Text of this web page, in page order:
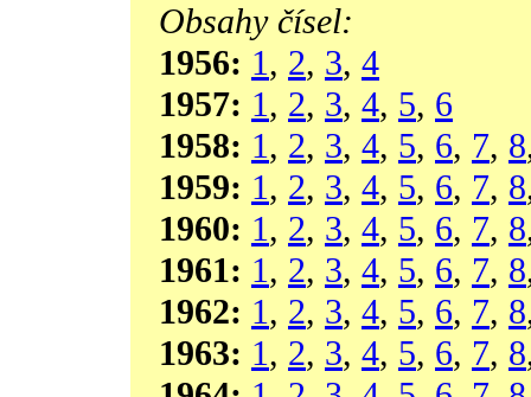
Obsahy čísel:
1956: 1, 2, 3, 4
1957: 1, 2, 3, 4, 5, 6
1958: 1, 2, 3, 4, 5, 6, 7, 8
1959: 1, 2, 3, 4, 5, 6, 7, 8
1960: 1, 2, 3, 4, 5, 6, 7, 8
1961: 1, 2, 3, 4, 5, 6, 7, 8
1962: 1, 2, 3, 4, 5, 6, 7, 8
1963: 1, 2, 3, 4, 5, 6, 7, 8